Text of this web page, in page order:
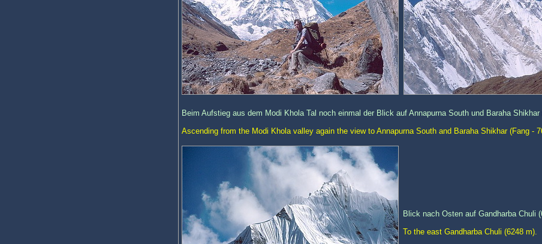
Beim Aufstieg aus dem Modi Khola Tal noch einmal der Blick auf Annapurna South und Baraha Shikhar
Ascending from the Modi Khola valley again the view to Annapurna South and Baraha Shikhar (Fang -
Blick nach Osten auf Gandharba Chuli
To the east Gandharba Chuli (6248 m).